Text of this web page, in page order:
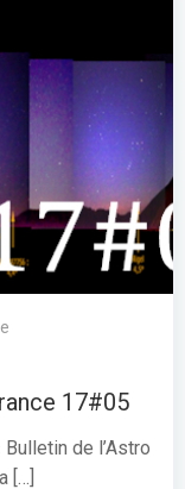
17#05
de l’Astro
[…]